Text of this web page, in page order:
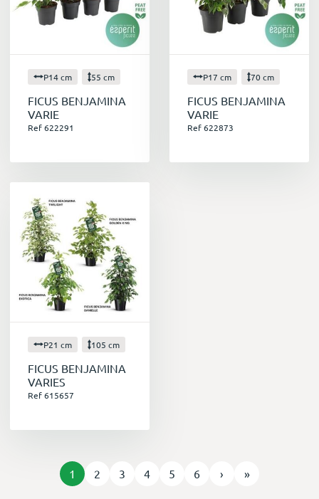
P14 cm 55 cm
FICUS BENJAMINA
VARIE
Ref 622291
P17 cm 70 cm
FICUS BENJAMINA
VARIE
Ref 622873
P21 cm 105 cm
FICUS BENJAMINA
VARIES
Ref 615657
1 2 3 4 5 6 › »